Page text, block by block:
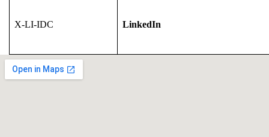
X-LI-IDC LinkedIn